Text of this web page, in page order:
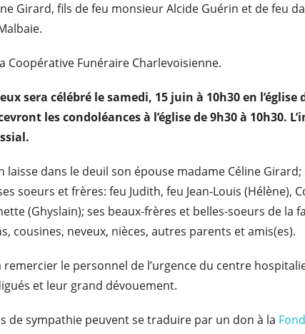
Girard, fils de feu monsieur Alcide Guérin et de feu
Coopérative Funéraire Charlevoisienne.
sera célébré le samedi, 15 juin à 10h30 en
les condoléances à l’église de 9h30 à 10h30.
laisse dans le deuil son épouse madame Céline
soeurs et frères: feu Judith, feu Jean-Louis (Hélène),
(Ghyslain); ses beaux-frères et belles-soeurs de la
cousines, neveux, nièces, autres parents et amis(es).
remercier le personnel de l’urgence du centre
et leur grand dévouement.
de sympathie peuvent se traduire par un don à la